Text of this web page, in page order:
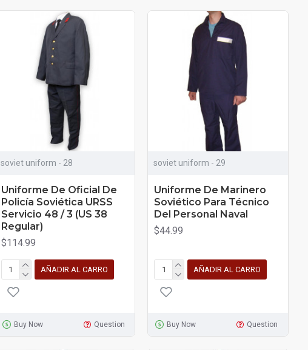
soviet uniform - 28
Uniforme De Oficial De
Policía Soviética URSS
Servicio 48 / 3 (US 38
Regular)
$114.99
AÑADIR AL CARRO
Buy Now Question
soviet uniform - 29
Uniforme De Marinero
Soviético Para Técnico
Del Personal Naval
$44.99
AÑADIR AL CARRO
Buy Now Question